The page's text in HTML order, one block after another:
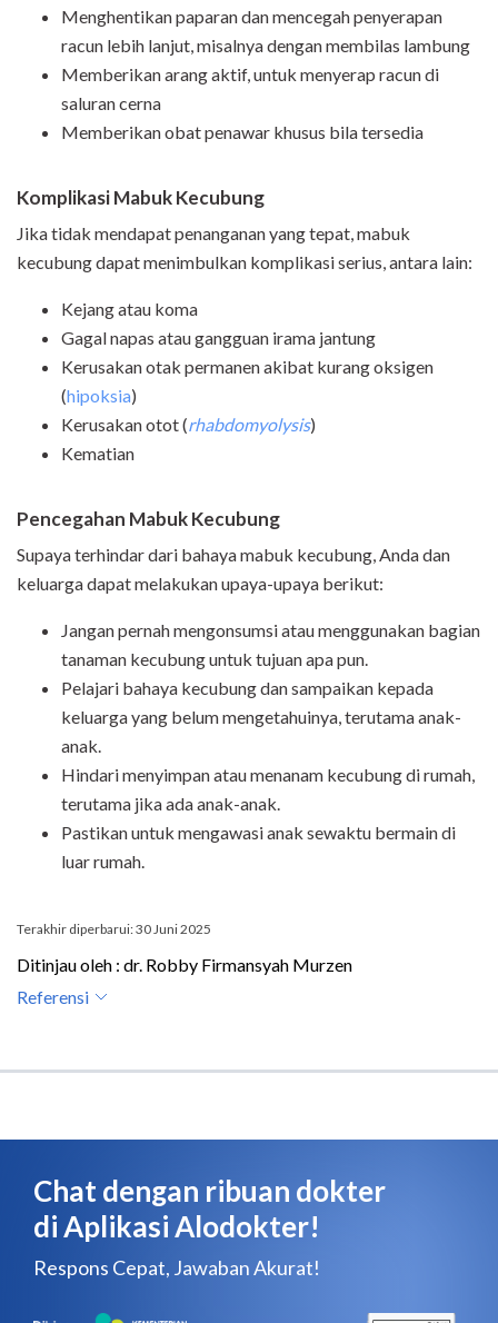
Menghentikan paparan dan mencegah penyerapan
racun lebih lanjut, misalnya dengan membilas lambung
Memberikan arang aktif, untuk menyerap racun di
saluran cerna
Memberikan obat penawar khusus bila tersedia
Komplikasi Mabuk Kecubung
Jika tidak mendapat penanganan yang tepat, mabuk
kecubung dapat menimbulkan komplikasi serius, antara lain:
Kejang atau koma
Gagal napas atau gangguan irama jantung
Kerusakan otak permanen akibat kurang oksigen
(hipoksia)
Kerusakan otot (rhabdomyolysis)
Kematian
Pencegahan Mabuk Kecubung
Supaya terhindar dari bahaya mabuk kecubung, Anda dan
keluarga dapat melakukan upaya-upaya berikut:
Jangan pernah mengonsumsi atau menggunakan bagian
tanaman kecubung untuk tujuan apa pun.
Pelajari bahaya kecubung dan sampaikan kepada
keluarga yang belum mengetahuinya, terutama anak-
anak.
Hindari menyimpan atau menanam kecubung di rumah,
terutama jika ada anak-anak.
Pastikan untuk mengawasi anak sewaktu bermain di
luar rumah.
Terakhir diperbarui: 30 Juni 2025